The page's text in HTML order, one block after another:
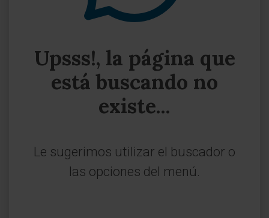
Upsss!, la página que
está buscando no
existe...
Le sugerimos utilizar el buscador o
las opciones del menú.